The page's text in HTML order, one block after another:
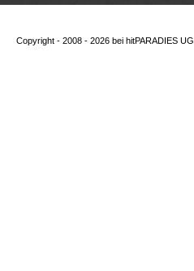
Copyright - 2008 - 2026 bei hitPARADIES UG